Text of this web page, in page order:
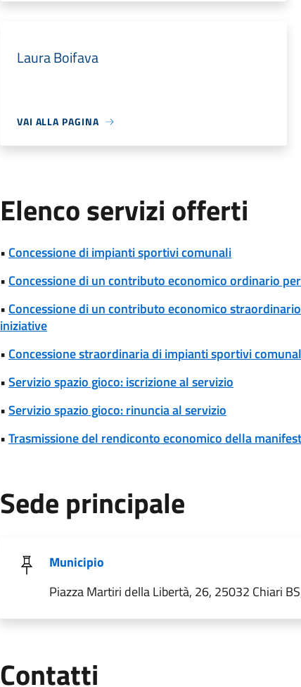
Laura Boifava
VAI ALLA PAGINA
Elenco servizi offerti
• Concessione di impianti sportivi comunali
• Concessione di un contributo economico ordinario
• Concessione di un contributo economico
iniziative
• Concessione straordinaria di impianti sportivi
•Servizio spazio gioco: iscrizione al servizio
•Servizio spazio gioco: rinuncia al servizio
•Trasmissione del rendiconto economico della
Sede principale
Municipio
Piazza Martiri della Libertà, 26, 25032 Chiari
Contatti